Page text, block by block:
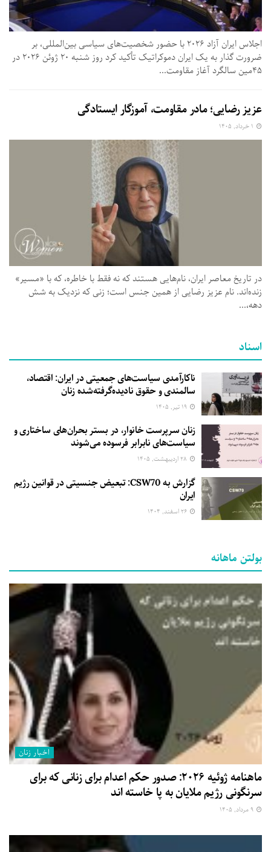
اجلاس ایران آزاد ۲۰۲۶ با حضور شخصیت‌های سیاسی بین‌المللی، بر
ضرورت گذار به یک ایران دموکراتیک تأکید کرد روز شنبه ۲۰ ژوئن ۲۰۲۶ در
۴۵مین سالگرد آغاز مقاومت...
عزیز رضایی؛ مادر مقاومت، آموزگار ایستادگی
در تاریخ معاصر ایران، نام‌هایی هستند که نه فقط با خاطره، که با «مسیر»
زنده‌اند. نام عزیز رضایی از همین جنس است؛ زنی که نزدیک به شش
دهه،...
اسناد
ناکارآمدی سیاست‌های جمعیتی در ایران: اقتصاد،
سالمندی و حقوق نادیده‌گرفته‌شده زنان
زنان سرپرست خانوار، در بستر بحران‌های ساختاری و
سیاست‌های نابرابر فرسوده می‌شوند
گزارش به CSW70: تبعیض جنسیتی در قوانین رژیم
ایران
بولتن ماهانه
اخبار زنان
ماهنامه ژوئیه ۲۰۲۶: صدور حکم اعدام برای زنانی که برای
سرنگونی رژیم ملایان به پا خاسته اند